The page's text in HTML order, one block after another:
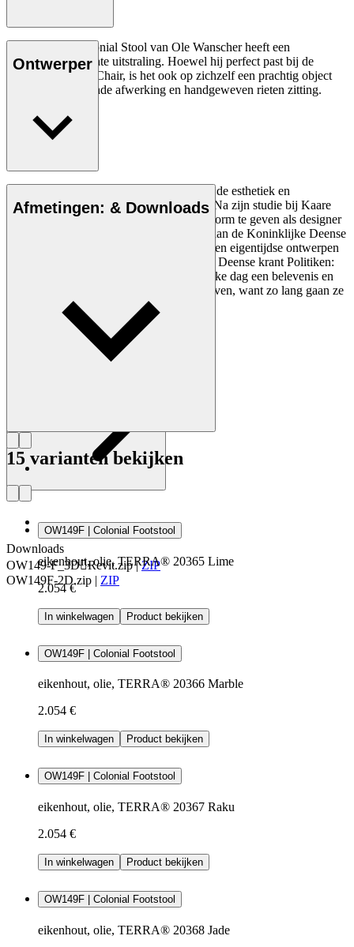
De OW149F Colonial Stool van Ole Wanscher heeft een
eenvoudige en lichte uitstraling. Hoewel hij perfect past bij de
OW149 Colonial Chair, is het ook op zichzelf een prachtig object
met zijn oogstrelende afwerking en handgeweven rieten zitting.
Ontwerper
Ole Wanscher was van vitaal belang voor de esthetiek en
functionaliteit van modern Deens design. Na zijn studie bij Kaare
Klint hielp hij het Deense meubeldesign vorm te geven als designer
en als docent toen hij Klints professoraat aan de Koninklijke Deense
Academie overnam. Wanschers klassieke en eigentijdse ontwerpen
maakten hem populair. In 1958 schreef de Deense krant Politiken:
“Het bezitten van een Wanscher stoel is elke dag een belevenis en
dat zal nog enkele honderden jaren zo blijven, want zo lang gaan ze
Maak kennis met Ole Wanscher
Afmetingen: & Downloads
Downloads
OW149-F_3DRevit.zip|ZIP
OW149F-2D.zip | ZIP
15 varianten bekijken
OW149F | Colonial Footstool
eikenhout, olie, TERRA® 20365 Lime
2.054 €
In winkelwagen Product bekijken
OW149F | Colonial Footstool
eikenhout, olie, TERRA® 20366 Marble
2.054 €
In winkelwagen Product bekijken
OW149F | Colonial Footstool
eikenhout, olie, TERRA® 20367 Raku
2.054 €
In winkelwagen Product bekijken
OW149F | Colonial Footstool
eikenhout, olie, TERRA® 20368 Jade